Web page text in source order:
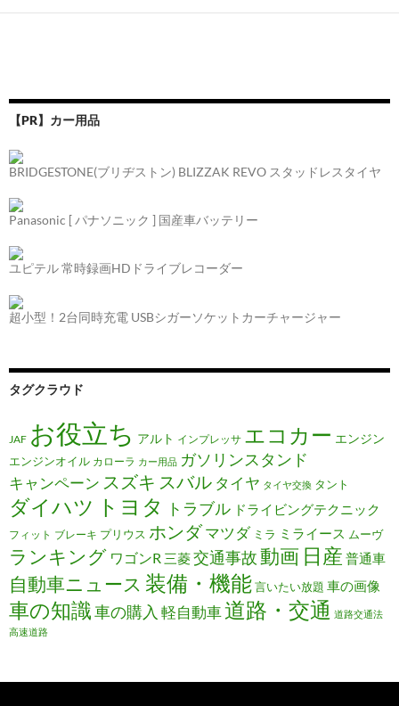
ナ
ー
ョ
ン
【PR】カー用品
BRIDGESTONE(ブリヂストン) BLIZZAK REVO スタッドレスタイヤ
Panasonic [ パナソニック ] 国産車バッテリー
ユピテル 常時録画HDドライブレコーダー
超小型！2台同時充電 USBシガーソケットカーチャージャー
タグクラウド
JAF お役立ち アルト インプレッサ エコカー エンジン
エンジンオイル カローラ カー用品 ガソリンスタンド
キャンペーン スズキ スバル タイヤ タイヤ交換 タント
ダイハツ トヨタ トラブル ドライビングテクニック
フィット ブレーキ プリウス ホンダマツダ ミラ ミライース ムーヴ
ランキング ワゴンR 三菱交通事故動画 日産 普通車
自動車ニュース 装備・機能言いたい放題 車の画像
車の知識車の購入 軽自動車道路・交通 道路交通法
高速道路